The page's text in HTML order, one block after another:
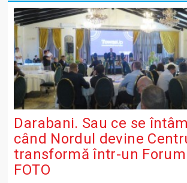
Darabani. Sau ce se
când Nordul devine
transformă într-un
FOTO